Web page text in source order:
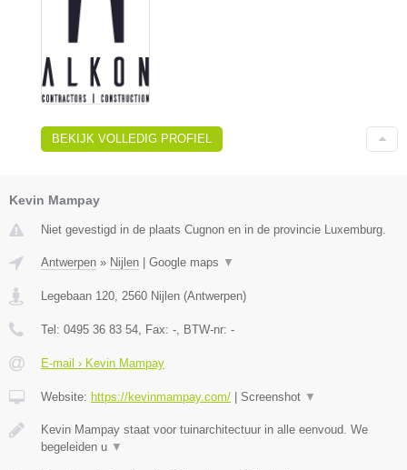
BEKIJK VOLLEDIG PROFIEL
Kevin Mampay
Niet gevestigd in de plaats Cugnon en in de provincie Luxemburg.
Antwerpen » Nijlen Google maps ▼
Legebaan 120, 2560 Nijlen (Antwerpen)
Tel: 0495 36 83 54, Fax: -, BTW-nr: -
E-mail › Kevin Mampay
Website: https://kevinmampay.com/ Screenshot ▼
Kevin Mampay staat voor tuinarchitectuur in alle eenvoud. We
begeleiden u ▼